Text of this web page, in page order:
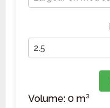
Volume:0 m³